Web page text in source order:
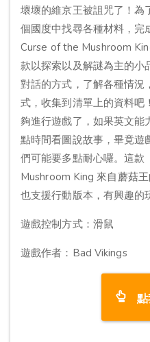
壞壞的維京王被詛咒了！為
個國度中找尋各種材料，完
Curse of the Mushroom
款以探索以及解謎為主的小
對話的方式，了解各種情況
式，收集到清單上的資料吧
夠進行遊戲了，如果英文能
點時間看圖說故事，畢竟遊
們可能要多點耐心囉。這款
Mushroom King 來自蘑菇
也支援行動版本，有興趣的
遊戲控制方式：滑鼠
遊戲作者：Bad Vikings
點